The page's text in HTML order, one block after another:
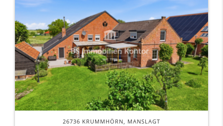
26736 KRUMMHÖRN, MANSLAGT